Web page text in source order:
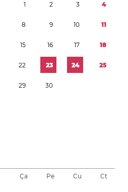
1 2 3 4
8 9 10 11
15 16 17 18
22 23 24 25
29 30
Ça Pe Cu Ct